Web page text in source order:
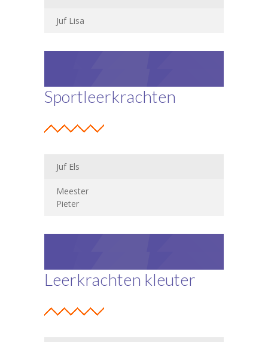
Juf Lisa
Sportleerkrachten
Juf Els
Meester
Pieter
Leerkrachten kleuter